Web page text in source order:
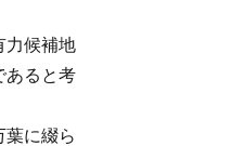
力候補地
あると考
葉に綴ら